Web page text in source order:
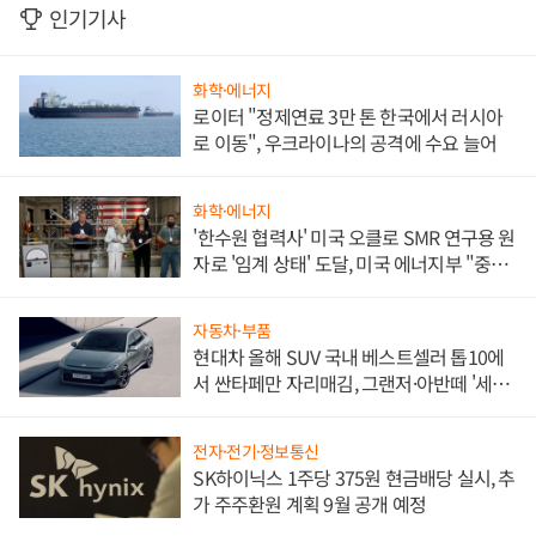
인기기사
화학·에너지
로이터 "정제연료 3만 톤 한국에서 러시아
로 이동", 우크라이나의 공격에 수요 늘어
화학·에너지
'한수원 협력사' 미국 오클로 SMR 연구용 원
자로 '임계 상태' 도달, 미국 에너지부 "중요
자동차·부품
현대차 올해 SUV 국내 베스트셀러 톱10에
서 싼타페만 자리매김, 그랜저·아반떼 '세단
전자·전기·정보통신
SK하이닉스 1주당 375원 현금배당 실시, 추
가 주주환원 계획 9월 공개 예정